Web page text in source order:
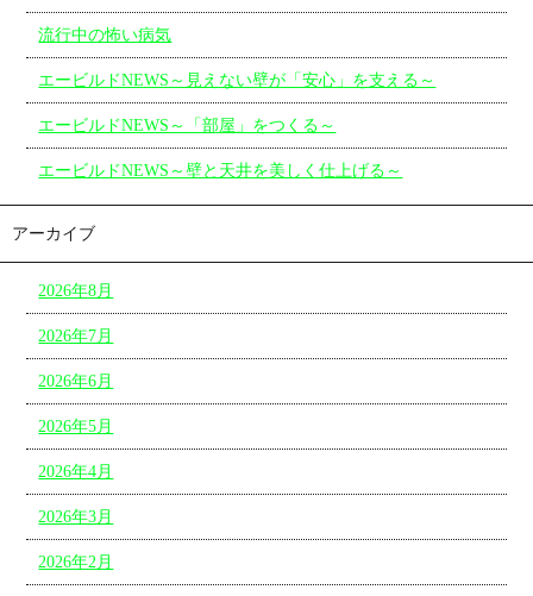
流行中の怖い病気
エービルドNEWS～見えない壁が「安心」を支える～
エービルドNEWS～「部屋」をつくる～
エービルドNEWS～壁と天井を美しく仕上げる～
アーカイブ
2026年8月
2026年7月
2026年6月
2026年5月
2026年4月
2026年3月
2026年2月